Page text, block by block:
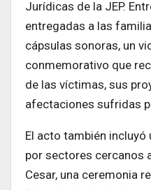
Jurídicas de la JEP.
entregadas a las
cápsulas sonoras, un
conmemorativo que
de las víctimas, sus
afectaciones sufridas
El acto también
por sectores cercanos
Cesar, una ceremonia